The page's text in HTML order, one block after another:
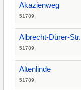
Akazienweg
51789
Albrecht-Dürer-Str.
51789
Altenlinde
51789